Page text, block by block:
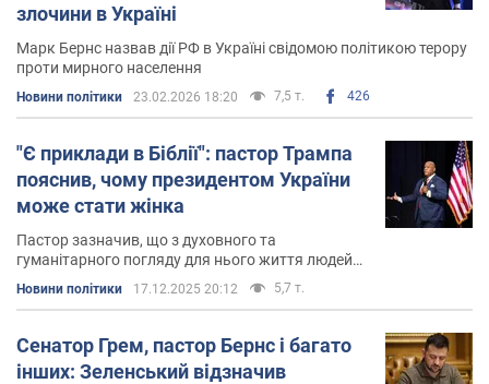
злочини в Україні
Марк Бернс назвав дії РФ в Україні свідомою політикою терору
проти мирного населення
Новини політики 23.02.2026 18:20 7,5 т. 426
"Є приклади в Біблії": пастор Трампа
пояснив, чому президентом України
може стати жінка
Пастор зазначив, що з духовного та
гуманітарного погляду для нього життя людей
важливіше за території
Новини політики 17.12.2025 20:12 5,7 т.
Сенатор Грем, пастор Бернс і багато
інших: Зеленський відзначив